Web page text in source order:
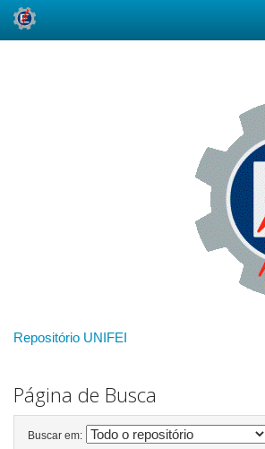
Repositório UNIFEI
Página de Busca
Buscar em: